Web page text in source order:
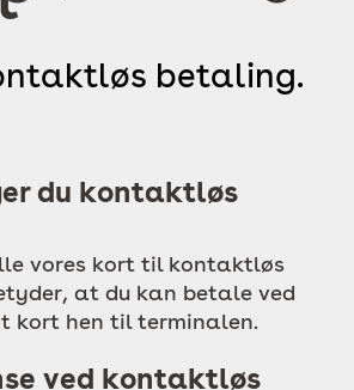
betaling.
du kontaktløs
vores kort til kontaktløs
at du kan betale ved
kort hen til terminalen.
ved kontaktløs